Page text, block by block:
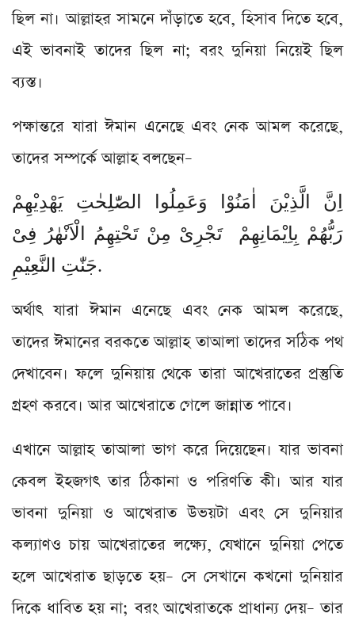
ছিল না। আল্লাহর সামনে দাঁড়াতে হবে, হিসাব দিতে হবে,
এই ভাবনাই তাদের ছিল না; বরং দুনিয়া নিয়েই ছিল
ব্যস্ত।
পক্ষান্তরে যারা ঈমান এনেছে এবং নেক আমল করেছে,
তাদের সম্পর্কে আল্লাহ বলছেন–
اِنَّ الَّذِیْنَ اٰمَنُوْا وَعَمِلُوا الصّٰلِحٰتِ یَهْدِیْهِمْ
رَبُّهُمْ بِاِیْمَانِهِمْ تَجْرِیْ مِنْ تَحْتِهِمُ الْاَنْهٰرُ فِیْ
جَنّٰتِ النَّعِیْمِ.
অর্থাৎ যারা ঈমান এনেছে এবং নেক আমল করেছে,
তাদের ঈমানের বরকতে আল্লাহ তাআলা তাদের সঠিক পথ
দেখাবেন। ফলে দুনিয়ায় থেকে তারা আখেরাতের প্রস্তুতি
গ্রহণ করবে। আর আখেরাতে গেলে জান্নাত পাবে।
এখানে আল্লাহ তাআলা ভাগ করে দিয়েছেন। যার ভাবনা
কেবল ইহজগৎ তার ঠিকানা ও পরিণতি কী। আর যার
ভাবনা দুনিয়া ও আখেরাত উভয়টা এবং সে দুনিয়ার
কল্যাণও চায় আখেরাতের লক্ষ্যে, যেখানে দুনিয়া পেতে
হলে আখেরাত ছাড়তে হয়– সে সেখানে কখনো দুনিয়ার
দিকে ধাবিত হয় না; বরং আখেরাতকে প্রাধান্য দেয়– তার